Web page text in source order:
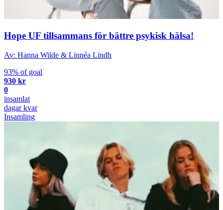
Hope UF tillsammans för bättre psykisk hälsa!
Av: Hanna Wilde & Linnéa Lindh
93% of goal
930 kr
0
insamlat
dagar kvar
Insamling